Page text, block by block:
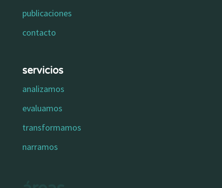
publicaciones
contacto
servicios
analizamos
evaluamos
transformamos
narramos